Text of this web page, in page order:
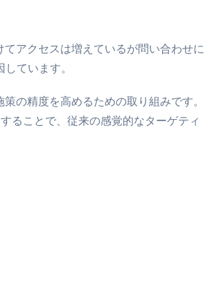
アクセスは増えているが問い合わせに
ています。
の精度を高めるための取り組みです。
ることで、従来の感覚的なターゲティ